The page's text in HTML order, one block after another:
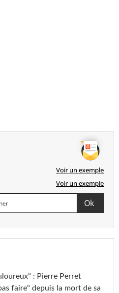
Voir un exemple
Voir un exemple
: Pierre Perret
faire" depuis la mort de sa